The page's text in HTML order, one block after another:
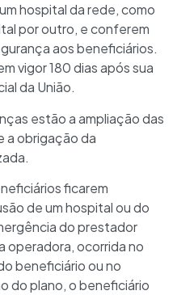
hospital da rede, como
por outro, e conferem
aos beneficiários.
vigor 180 dias após sua
da União.
estão a ampliação das
a obrigação da
ficarem
de um hospital ou do
do prestador
operadora, ocorrida no
beneficiário ou no
do plano, o beneficiário